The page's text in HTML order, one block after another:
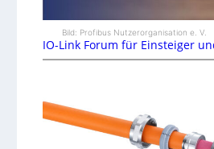
Bild: Profibus Nutzerorganisation e. V.
IO-Link Forum für Einsteiger